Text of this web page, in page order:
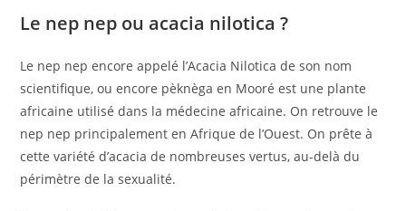
Le nep nep ou acacia nilotica ?
Le nep nep encore appelé l’Acacia Nilotica de son nom
scientifique, ou encore pèknèga en Mooré est une plante
africaine utilisé dans la médecine africaine. On retrouve le
nep nep principalement en Afrique de l’Ouest. On prête à
cette variété d’acacia de nombreuses vertus, au-delà du
périmètre de la sexualité.